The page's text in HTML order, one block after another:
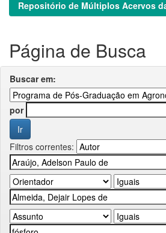
Repositório de Múltiplos Acervos
Página de Busca
Buscar em:
por
Filtros correntes: